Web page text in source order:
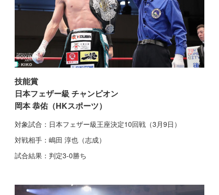
技能賞
日本フェザー級 チャンピオン
岡本 恭佑（HKスポーツ）
対象試合：日本フェザー級王座決定10回戦（3月9日）
対戦相手：嶋田 淳也（志成）
試合結果：判定3-0勝ち